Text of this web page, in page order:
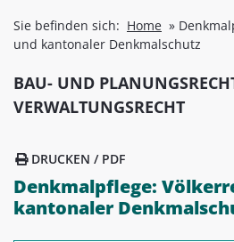
Sie befinden sich: Home »
und kantonaler Denkmalschutz
BAU- UND
VERWALTUNGSRECHT
DRUCKEN / PDF
Denkmalpflege:
kantonaler